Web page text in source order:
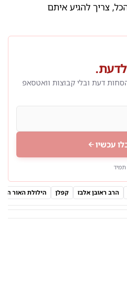
צריך להגיע איתם
דעת ובלי קבוצות וואטסאפ
עכשיו
תמיד
הרב ראובן אלבז קפלן הילולת האור